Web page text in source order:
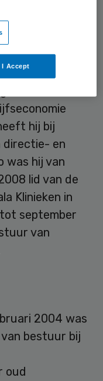
als
heeft aan de
hij bij
directie- en
was hij van
lid van de
Klinieken in
september
van
2004 was
bestuur bij
oud
I Accept